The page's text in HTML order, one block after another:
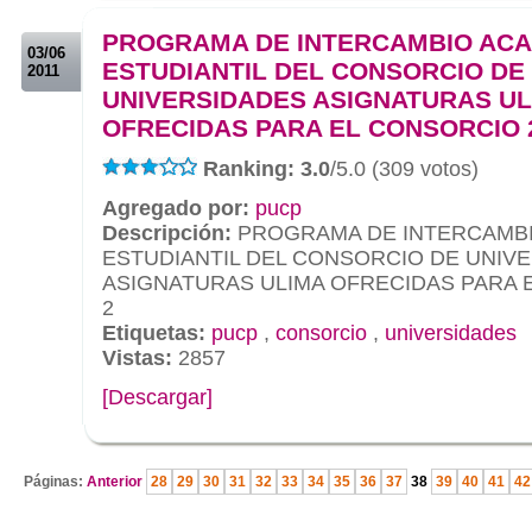
03/06
2011
PROGRAMA DE INTERCAMBIO
ESTUDIANTIL DEL CONSORCIO DE
UNIVERSIDADES ASIGNATURAS
OFRECIDAS PARA EL CONSORCIO
Ranking: 3.0/5.0 (309 votos)
Agregado por: pucp
Descripción: PROGRAMA DE
ESTUDIANTIL DEL CONSORCIO DE
ASIGNATURAS ULIMA OFRECIDAS PARA
2
Etiquetas: pucp , consorcio , universidades
Vistas: 2857
[Descargar]
Páginas: Anterior 28 29 30 31 32 33 34 35 36 37 38 39 40 41 42